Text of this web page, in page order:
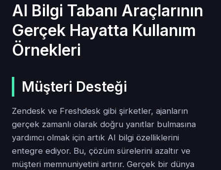
AI Bilgi Tabanı Araçlarının
Gerçek Hayatta Kullanım
Örnekleri
Müşteri Desteği
Zendesk ve Freshdesk gibi şirketler, ajanların
gerçek zamanlı olarak doğru yanıtlar bulmasına
yardımcı olmak için artık AI bilgi özelliklerini
entegre ediyor. Bu, çözüm sürelerini azaltır ve
müşteri memnuniyetini artırır. Gerçek bir dünya